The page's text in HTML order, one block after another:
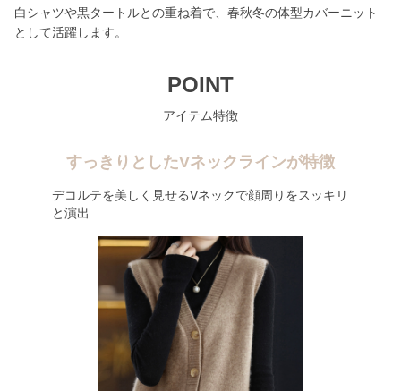
白シャツや黒タートルとの重ね着で、春秋冬の体型カバーニット
として活躍します。
POINT
アイテム特徴
すっきりとしたVネックラインが特徴
デコルテを美しく見せるVネックで顔周りをスッキリ
と演出